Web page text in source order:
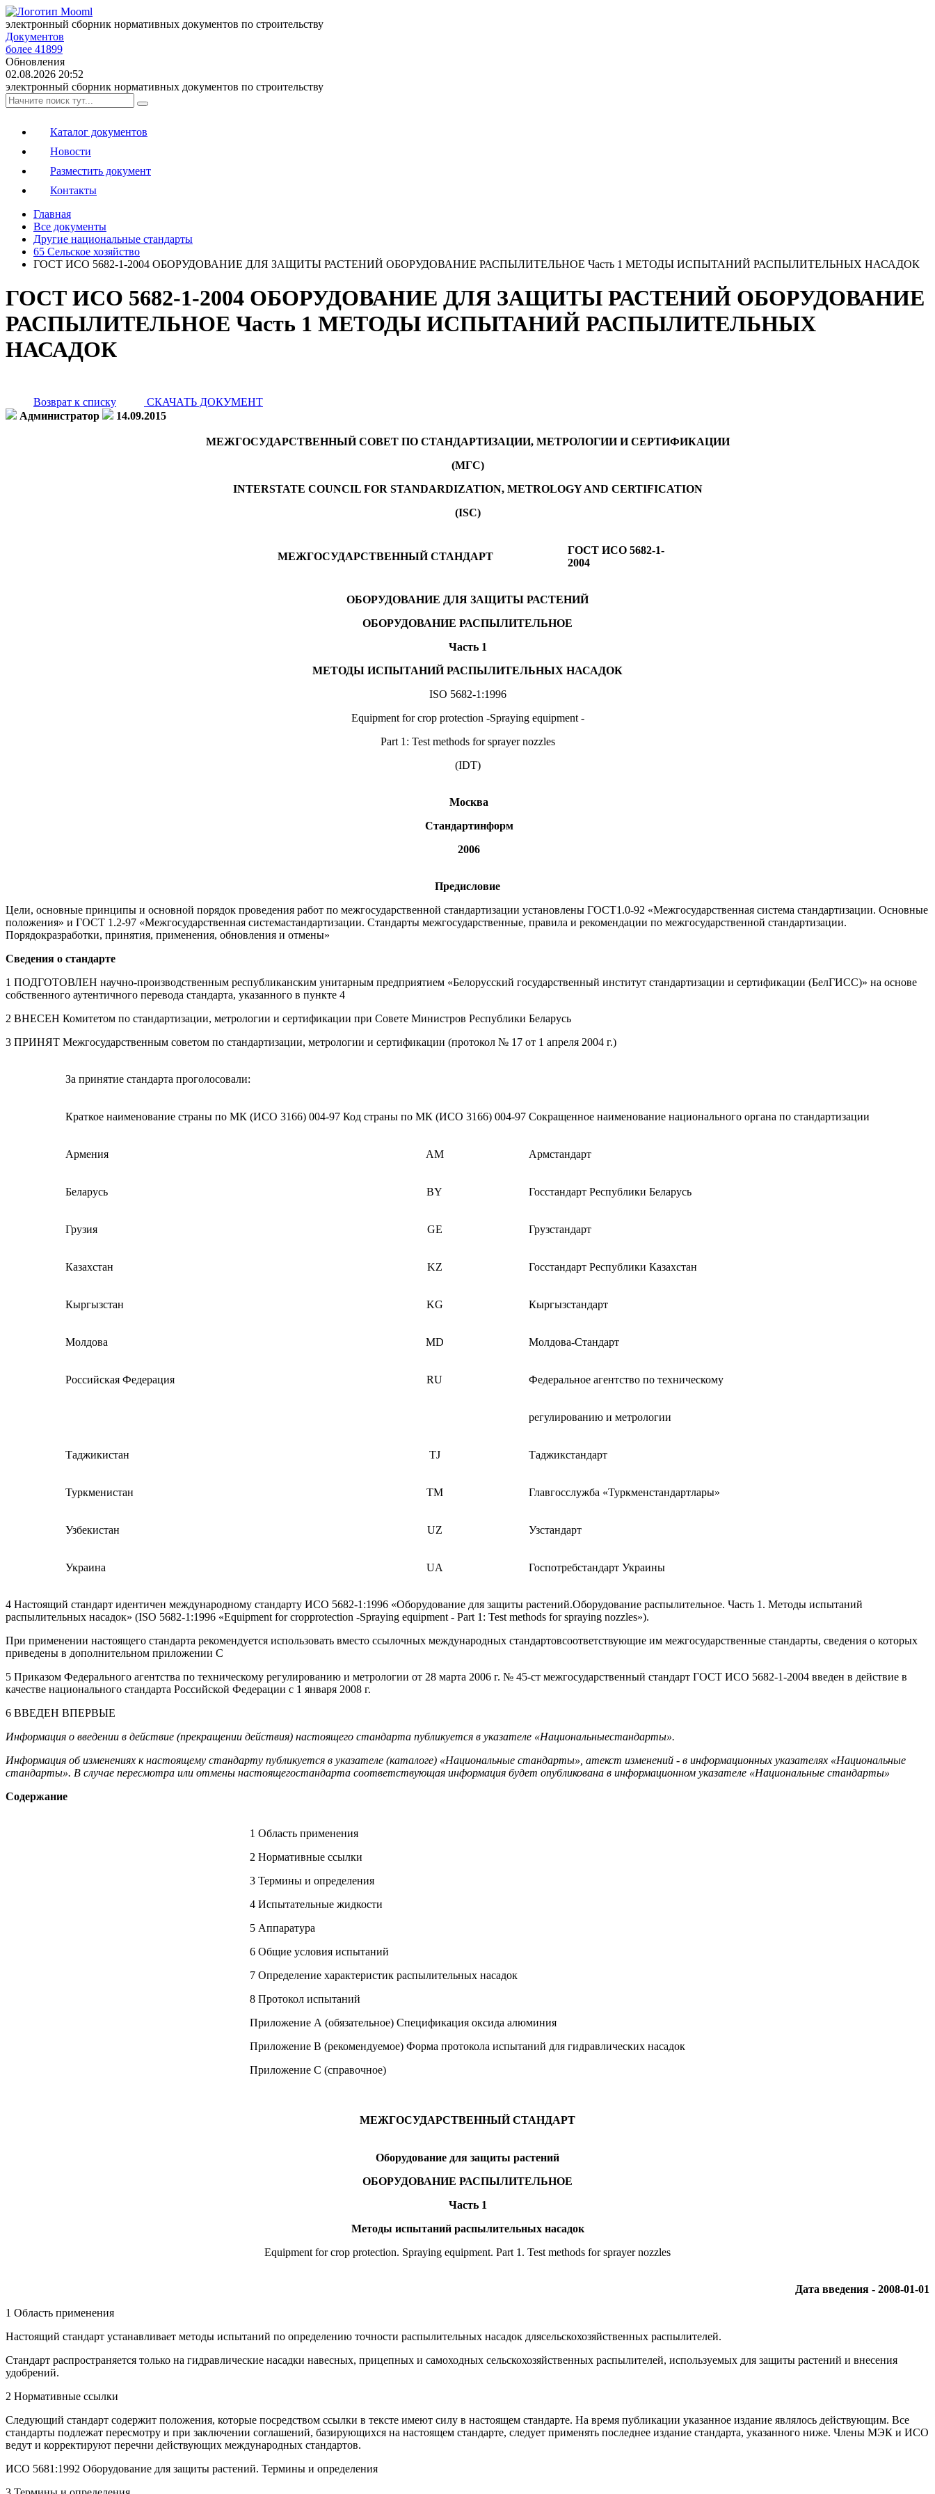
электронный сборник нормативных документов по строительству
Документов
более 41899
Обновления
02.08.2026 20:52
электронный сборник нормативных документов по строительству
Каталог документов
Новости
Разместить документ
Контакты
Главная
Все документы
Другие национальные стандарты
65 Сельское хозяйство
ГОСТ ИСО 5682-1-2004 ОБОРУДОВАНИЕ ДЛЯ ЗАЩИТЫ РАСТЕНИЙ ОБОРУДОВАНИЕ РАСПЫЛИТЕЛЬНОЕ Часть 1 МЕТОДЫ ИСПЫТАНИЙ РАСПЫЛИТЕЛЬНЫХ НАСАДОК
ГОСТ ИСО 5682-1-2004 ОБОРУДОВАНИЕ ДЛЯ ЗАЩИТЫ РАСТЕНИЙ ОБОРУДОВАНИЕ
РАСПЫЛИТЕЛЬНОЕ Часть 1 МЕТОДЫ ИСПЫТАНИЙ РАСПЫЛИТЕЛЬНЫХ
НАСАДОК
Возврат к списку
СКАЧАТЬ ДОКУМЕНТ
Администратор
14.09.2015
МЕЖГОСУДАРСТВЕННЫЙ СОВЕТ ПО СТАНДАРТИЗАЦИИ, МЕТРОЛОГИИ И СЕРТИФИКАЦИИ
(МГС)
INTERSTATE COUNCIL FOR STANDARDIZATION, METROLOGY AND CERTIFICATION
(ISC)
МЕЖГОСУДАРСТВЕННЫЙ СТАНДАРТ
ГОСТ ИСО 5682-1-
2004
ОБОРУДОВАНИЕ ДЛЯ ЗАЩИТЫ РАСТЕНИЙ
ОБОРУДОВАНИЕ РАСПЫЛИТЕЛЬНОЕ
Часть 1
МЕТОДЫ ИСПЫТАНИЙ РАСПЫЛИТЕЛЬНЫХ НАСАДОК
ISO 5682-1:1996
Equipment for crop protection -Spraying equipment -
Part 1: Test methods for sprayer nozzles
(IDT)
Москва
Стандартинформ
2006
Предисловие
Цели, основные принципы и основной порядок проведения работ по межгосударственной стандартизации установлены ГОСТ1.0-92 «Межгосударственная система стандартизации. Основные
положения» и ГОСТ 1.2-97 «Межгосударственная системастандартизации. Стандарты межгосударственные, правила и рекомендации по межгосударственной стандартизации.
Порядокразработки, принятия, применения, обновления и отмены»
Сведения о стандарте
1 ПОДГОТОВЛЕН научно-производственным республиканским унитарным предприятием «Белорусский государственный институт стандартизации и сертификации (БелГИСС)» на основе
собственного аутентичного перевода стандарта, указанного в пункте 4
2 ВНЕСЕН Комитетом по стандартизации, метрологии и сертификации при Совете Министров Республики Беларусь
3 ПРИНЯТ Межгосударственным советом по стандартизации, метрологии и сертификации (протокол № 17 от 1 апреля 2004 г.)
За принятие стандарта проголосовали:
Краткое наименование страны по МК (ИСО 3166) 004-97 Код страны по МК (ИСО 3166) 004-97 Сокращенное наименование национального органа по стандартизации
Армения AM Армстандарт
Беларусь BY Госстандарт Республики Беларусь
Грузия GE Грузстандарт
Казахстан KZ Госстандарт Республики Казахстан
Кыргызстан KG Кыргызстандарт
Молдова MD Молдова-Стандарт
Российская Федерация RU Федеральное агентство по техническому
регулированию и метрологии
Таджикистан TJ Таджикстандарт
Туркменистан TM Главгосслужба «Туркменстандартлары»
Узбекистан UZ Узстандарт
Украина UA Госпотребстандарт Украины
4 Настоящий стандарт идентичен международному стандарту ИСО 5682-1:1996 «Оборудование для защиты растений.Оборудование распылительное. Часть 1. Методы испытаний
распылительных насадок» (ISO 5682-1:1996 «Equipment for cropprotection -Spraying equipment - Part 1: Test methods for spraying nozzles»).
При применении настоящего стандарта рекомендуется использовать вместо ссылочных международных стандартовсоответствующие им межгосударственные стандарты, сведения о которых
приведены в дополнительном приложении С
5 Приказом Федерального агентства по техническому регулированию и метрологии от 28 марта 2006 г. № 45-ст межгосударственный стандарт ГОСТ ИСО 5682-1-2004 введен в действие в
качестве национального стандарта Российской Федерации с 1 января 2008 г.
6 ВВЕДЕН ВПЕРВЫЕ
Информация о введении в действие (прекращении действия) настоящего стандарта публикуется в указателе «Национальныестандарты».
Информация об изменениях к настоящему стандарту публикуется в указателе (каталоге) «Национальные стандарты», атекст изменений - в информационных указателях «Национальные
стандарты». В случае пересмотра или отмены настоящегостандарта соответствующая информация будет опубликована в информационном указателе «Национальные стандарты»
Содержание
1 Область применения
2 Нормативные ссылки
3 Термины и определения
4 Испытательные жидкости
5 Аппаратура
6 Общие условия испытаний
7 Определение характеристик распылительных насадок
8 Протокол испытаний
Приложение А (обязательное) Спецификация оксида алюминия
Приложение В (рекомендуемое) Форма протокола испытаний для гидравлических насадок
Приложение С (справочное)
МЕЖГОСУДАРСТВЕННЫЙ СТАНДАРТ
Оборудование для защиты растений
ОБОРУДОВАНИЕ РАСПЫЛИТЕЛЬНОЕ
Часть 1
Методы испытаний распылительных насадок
Equipment for crop protection. Spraying equipment. Part 1. Test methods for sprayer nozzles
Дата введения - 2008-01-01
1 Область применения
Настоящий стандарт устанавливает методы испытаний по определению точности распылительных насадок длясельскохозяйственных распылителей.
Стандарт распространяется только на гидравлические насадки навесных, прицепных и самоходных сельскохозяйственных распылителей, используемых для защиты растений и внесения
удобрений.
2 Нормативные ссылки
Следующий стандарт содержит положения, которые посредством ссылки в тексте имеют силу в настоящем стандарте. На время публикации указанное издание являлось действующим. Все
стандарты подлежат пересмотру и при заключении соглашений, базирующихся на настоящем стандарте, следует применять последнее издание стандарта, указанного ниже. Члены МЭК и ИСО
ведут и корректируют перечни действующих международных стандартов.
ИСО 5681:1992 Оборудование для защиты растений. Термины и определения